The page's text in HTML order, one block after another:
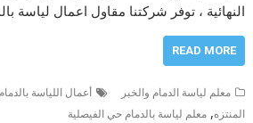
النهائية ، توفر شركتنا مقاول اعمال لياسة
READ MORE
معلم لياسة الدمام والخبر أعمال اللياسة بالدمام
المنتزه,معلم لياسة بالدمام حي الفيصلية